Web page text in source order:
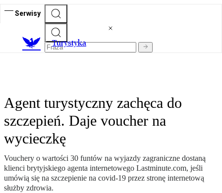
Serwisy
Turystyka
Agent turystyczny zachęca do
szczepień. Daje voucher na
wycieczkę
Vouchery o wartości 30 funtów na wyjazdy zagraniczne dostaną
klienci brytyjskiego agenta internetowego Lastminute.com, jeśli
umówią się na szczepienie na covid-19 przez stronę internetową
służby zdrowia.